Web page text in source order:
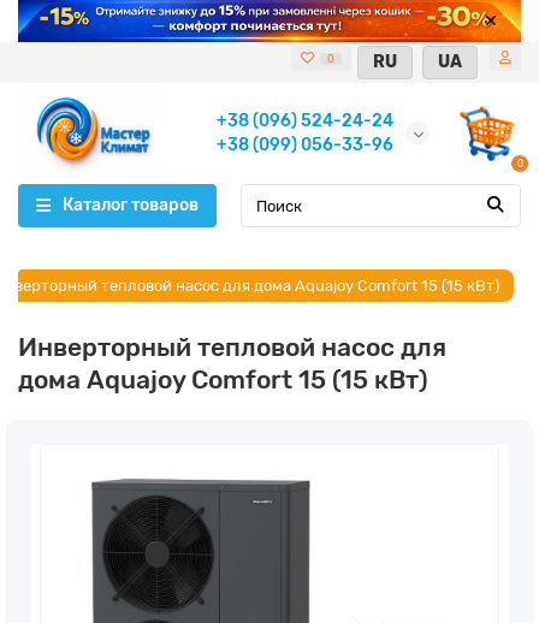
0 RU UA
+38 (096) 524-24-24
+38 (099) 056-33-96
0
Каталог товаров
тепловой насос для дома Aquajoy Comfort 15 (15 кВт)
Инверторный тепловой насос для
дома Aquajoy Comfort 15 (15 кВт)